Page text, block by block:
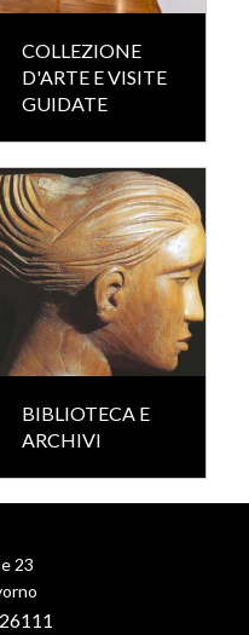
COLLEZIONE
D'ARTE E VISITE
GUIDATE
BIBLIOTECA E
ARCHIVI
23